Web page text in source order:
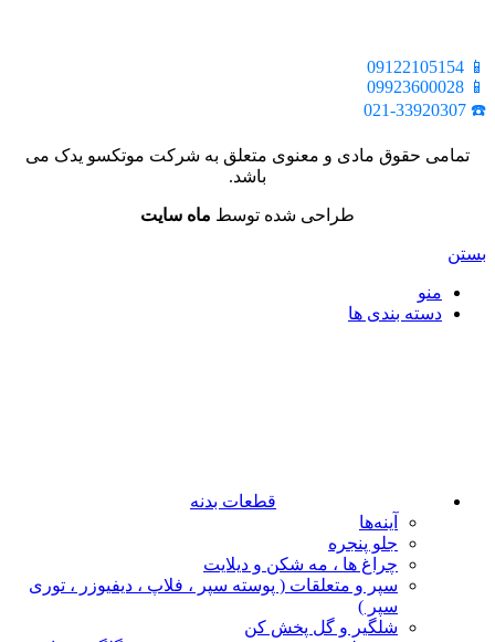
📱 09122105154
📱 09923600028
☎️ 021-33920307
تمامی حقوق مادی و معنوی متعلق به شرکت موتکسو یدک می
باشد.
طراحی شده توسط ماه سایت
بستن
منو
دسته بندی ها
قطعات بدنه
آینه‌ها
جلو پنجره
چراغ‌ ها ، مه‌ شکن و دیلایت
سپر و متعلقات ( پوسته سپر ، فلاپ ، دیفیوزر ، توری
سپر )
شلگیر و گل‌ پخش‌ کن